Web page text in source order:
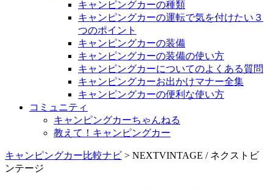
キャンピングカーの種類
キャンピングカーの運転で気を付けたい３
つのポイント
キャンピングカーの装備
キャンピングカーの装備の使い方
キャンピングカーについてのよくある質問
キャンピングカーお出かけマナー全集
キャンピングカーの便利な使い方
コミュニティ
キャンピングカーちゃんねる
教えて！キャンピングカー
キャンピングカー比較ナビ > NEXTVINTAGE / ネクストビ
ンテージ